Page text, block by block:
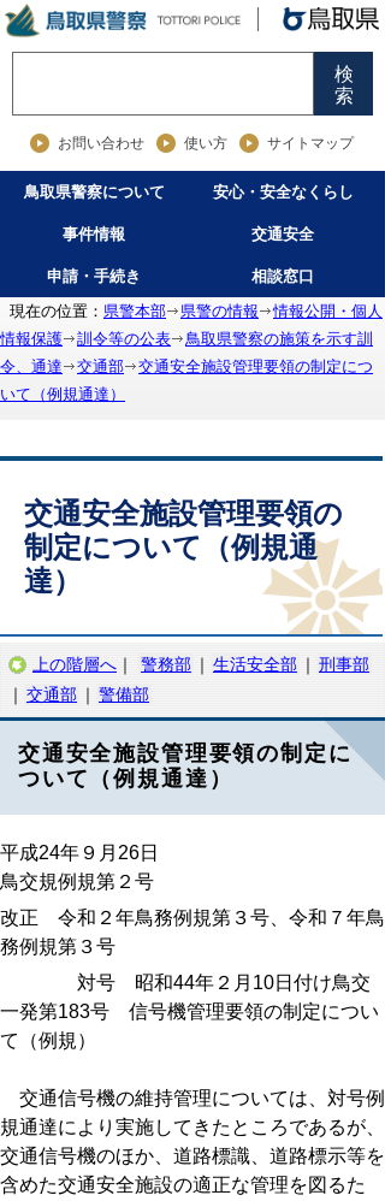
検
索
お問い合わせ 使い方 サイトマップ
鳥取県警察について 安心・安全なくらし
事件情報 交通安全
申請・手続き
相談窓口
現在の位置： 県警本部 県警の情報
情報公開・個人
情報保護
訓令等の公表
鳥取県警察の施策を示す訓
令、通達
交通部
交通安全施設管理要領の制定につ
いて（例規通達）
交通安全施設管理要領の
制定について（例規通
達）
上の階層へ ｜ 警務部 ｜ 生活安全部 ｜ 刑事部
｜ 交通部 ｜ 警備部
交通安全施設管理要領の制定に
ついて（例規通達）
平成24年９月26日
鳥交規例規第２号
改正 令和２年鳥務例規第３号、令和７年鳥
務例規第３号
対号 昭和44年２月10日付け鳥交
一発第183号 信号機管理要領の制定につい
て（例規）
交通信号機の維持管理については、対号例
規通達により実施してきたところであるが、
交通信号機のほか、道路標識、道路標示等を
含めた交通安全施設の適正な管理を図るた